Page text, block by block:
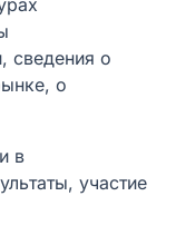
сведения о
о
в
участие